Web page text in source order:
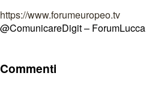
https://www.forumeuropeo.tv
@ComunicareDigit – ForumLucca
Commenti